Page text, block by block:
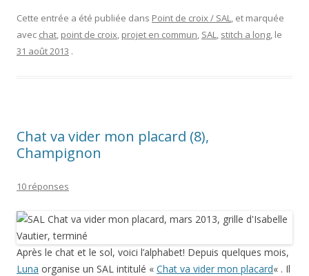
Cette entrée a été publiée dans Point de croix / SAL, et marquée
avec chat, point de croix, projet en commun, SAL, stitch a long, le
31 août 2013 .
Chat va vider mon placard (8),
Champignon
10 réponses
Après le chat et le sol, voici l’alphabet! Depuis quelques mois,
Luna organise un SAL intitulé « Chat va vider mon placard« . Il